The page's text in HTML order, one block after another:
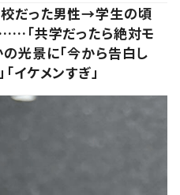
だった男性→学生の頃
「共学だったら絶対モ
の光景に「今から告白し
イケメンすぎ」